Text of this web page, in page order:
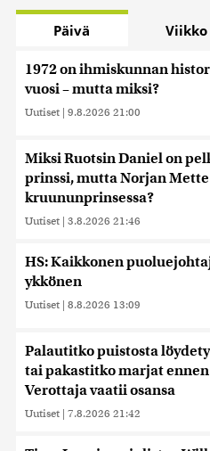
Päivä Viikko
1972 on ihmiskunnan
vuosi – mutta miksi?
Uutiset | 9.8.2026 21:00
Miksi Ruotsin Daniel on
prinssi, mutta Norjan
kruununprinsessa?
Uutiset | 3.8.2026 21:46
HS: Kaikkonen
ykkönen
Uutiset | 8.8.2026 13:09
Palautitko puistosta
tai pakastitko marjat
Verottaja vaatii osansa
Uutiset | 7.8.2026 21:42